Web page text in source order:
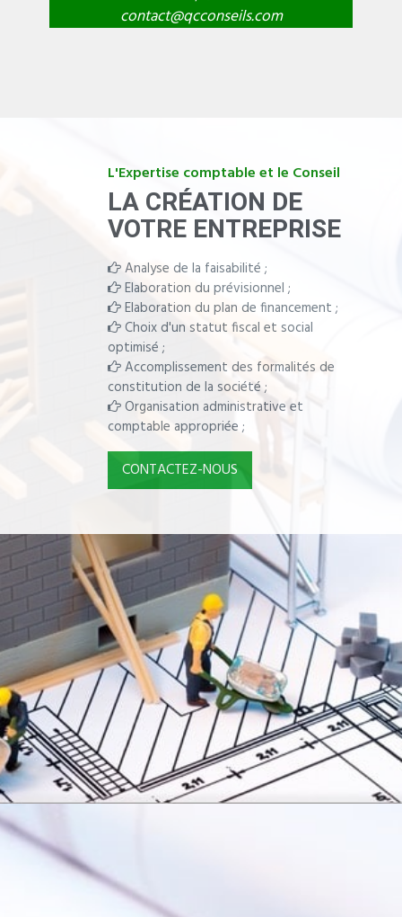
contact@qcconseils.com
L'Expertise comptable et le Conseil
LA CRÉATION DE
VOTRE ENTREPRISE
Analyse de la faisabilité ;
Elaboration du prévisionnel ;
Elaboration du plan de financement ;
Choix d'un statut fiscal et social
optimisé ;
Accomplissement des formalités de
constitution de la société ;
Organisation administrative et
comptable appropriée ;
CONTACTEZ-NOUS